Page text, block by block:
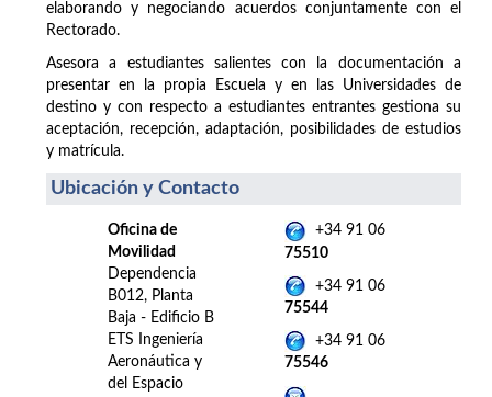
elaborando y negociando acuerdos conjuntamente con el
Rectorado.
Asesora a estudiantes salientes con la documentación a
presentar en la propia Escuela y en las Universidades de
destino y con respecto a estudiantes entrantes gestiona su
aceptación, recepción, adaptación, posibilidades de estudios
y matrícula.
Ubicación y Contacto
Oficina de
Movilidad
Dependencia
B012, Planta
Baja - Edificio B
ETS Ingeniería
Aeronáutica y
del Espacio
+34 91 06
75510
+34 91 06
75544
+34 91 06
75546